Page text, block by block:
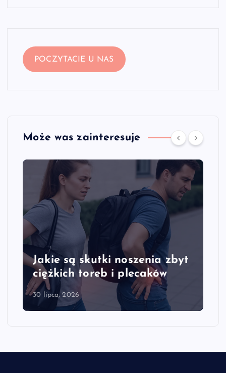
POCZYTACIE U NAS
Może was zainteresuje
Jakie są skutki noszenia zbyt
ciężkich toreb i plecaków
30 lipca, 2026